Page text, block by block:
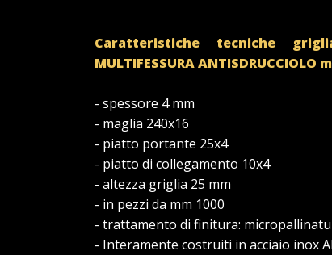
Caratteristiche tecniche
MULTIFESSURAANTISDRUCCIOLO
- spessore 4 mm
- maglia 240x16
- piatto portante 25x4
- piatto di collegamento 10x4
- altezza griglia 25 mm
- in pezzi da mm 1000
- trattamento di finitura:
- Interamente costruiti in acciaio inox